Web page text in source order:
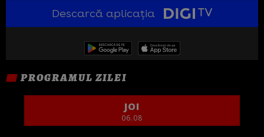
Descarcă aplicația
PROGRAMUL ZILEI
JOI
06.08